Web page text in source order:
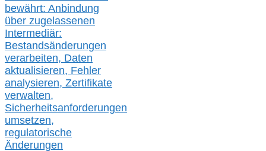
bewährt: Anbindung
über zugelassenen
Intermediär:
Bestandsänderungen
verarbeiten, Daten
aktualisieren, Fehler
analysieren, Zertifikate
verwalten,
Sicherheitsanforderungen
umsetzen,
regulatorische
Änderungen